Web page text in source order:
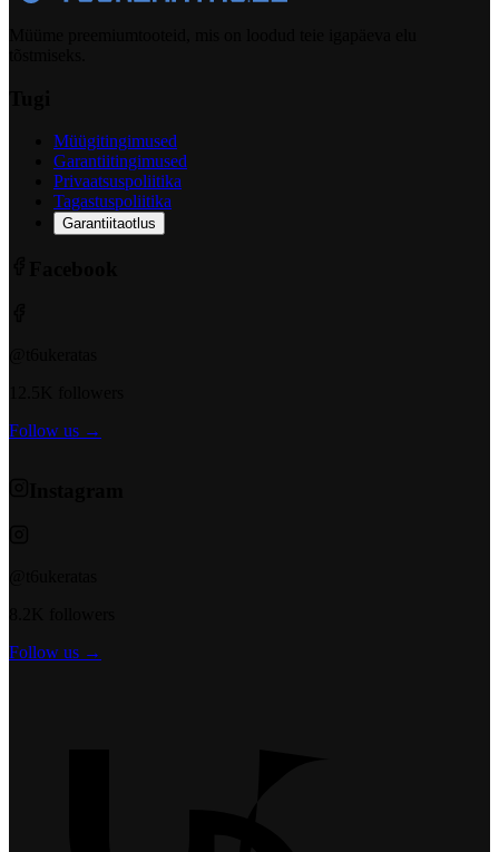
Müügitingimused
Garantiitingimused
Privaatsuspoliitika
Tagastuspoliitika
Garantiitaotlus
Follow us →
Follow us →